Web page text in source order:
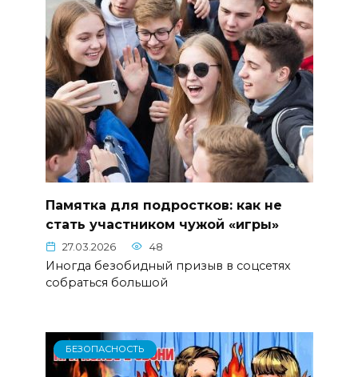
Памятка для подростков: как не
стать участником чужой «игры»
27.03.2026 48
​Иногда безобидный призыв в соцсетях
собраться большой
БЕЗОПАСНОСТЬ